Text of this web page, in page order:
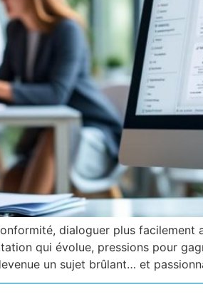
dialoguer plus
qui évolue, pressions pour
un sujet brûlant… et